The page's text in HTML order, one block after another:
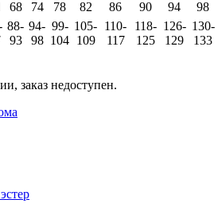
68
74
78
82
86
90
94
98
88-
93
94-
98
99-
104
105-
109
110-
117
118-
125
126-
129
130-
133
заказ недоступен.